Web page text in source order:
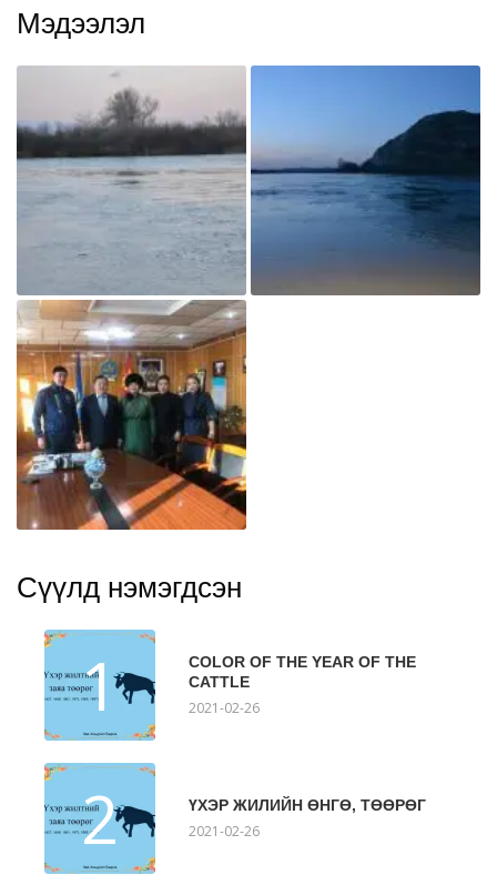
Мэдээлэл
Сүүлд нэмэгдсэн
1
COLOR OF THE YEAR OF THE
CATTLE
2021-02-26
2 ҮХЭР ЖИЛИЙН ӨНГӨ, ТӨӨРӨГ
2021-02-26